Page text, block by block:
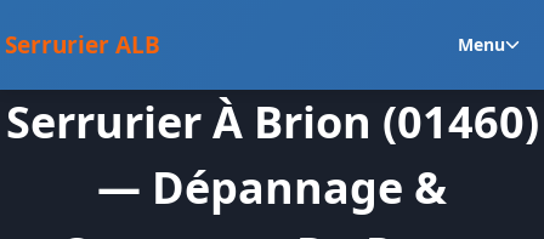
contenu
Serrurier ALB Menu
Serrurier À Brion (01460)
— Dépannage &